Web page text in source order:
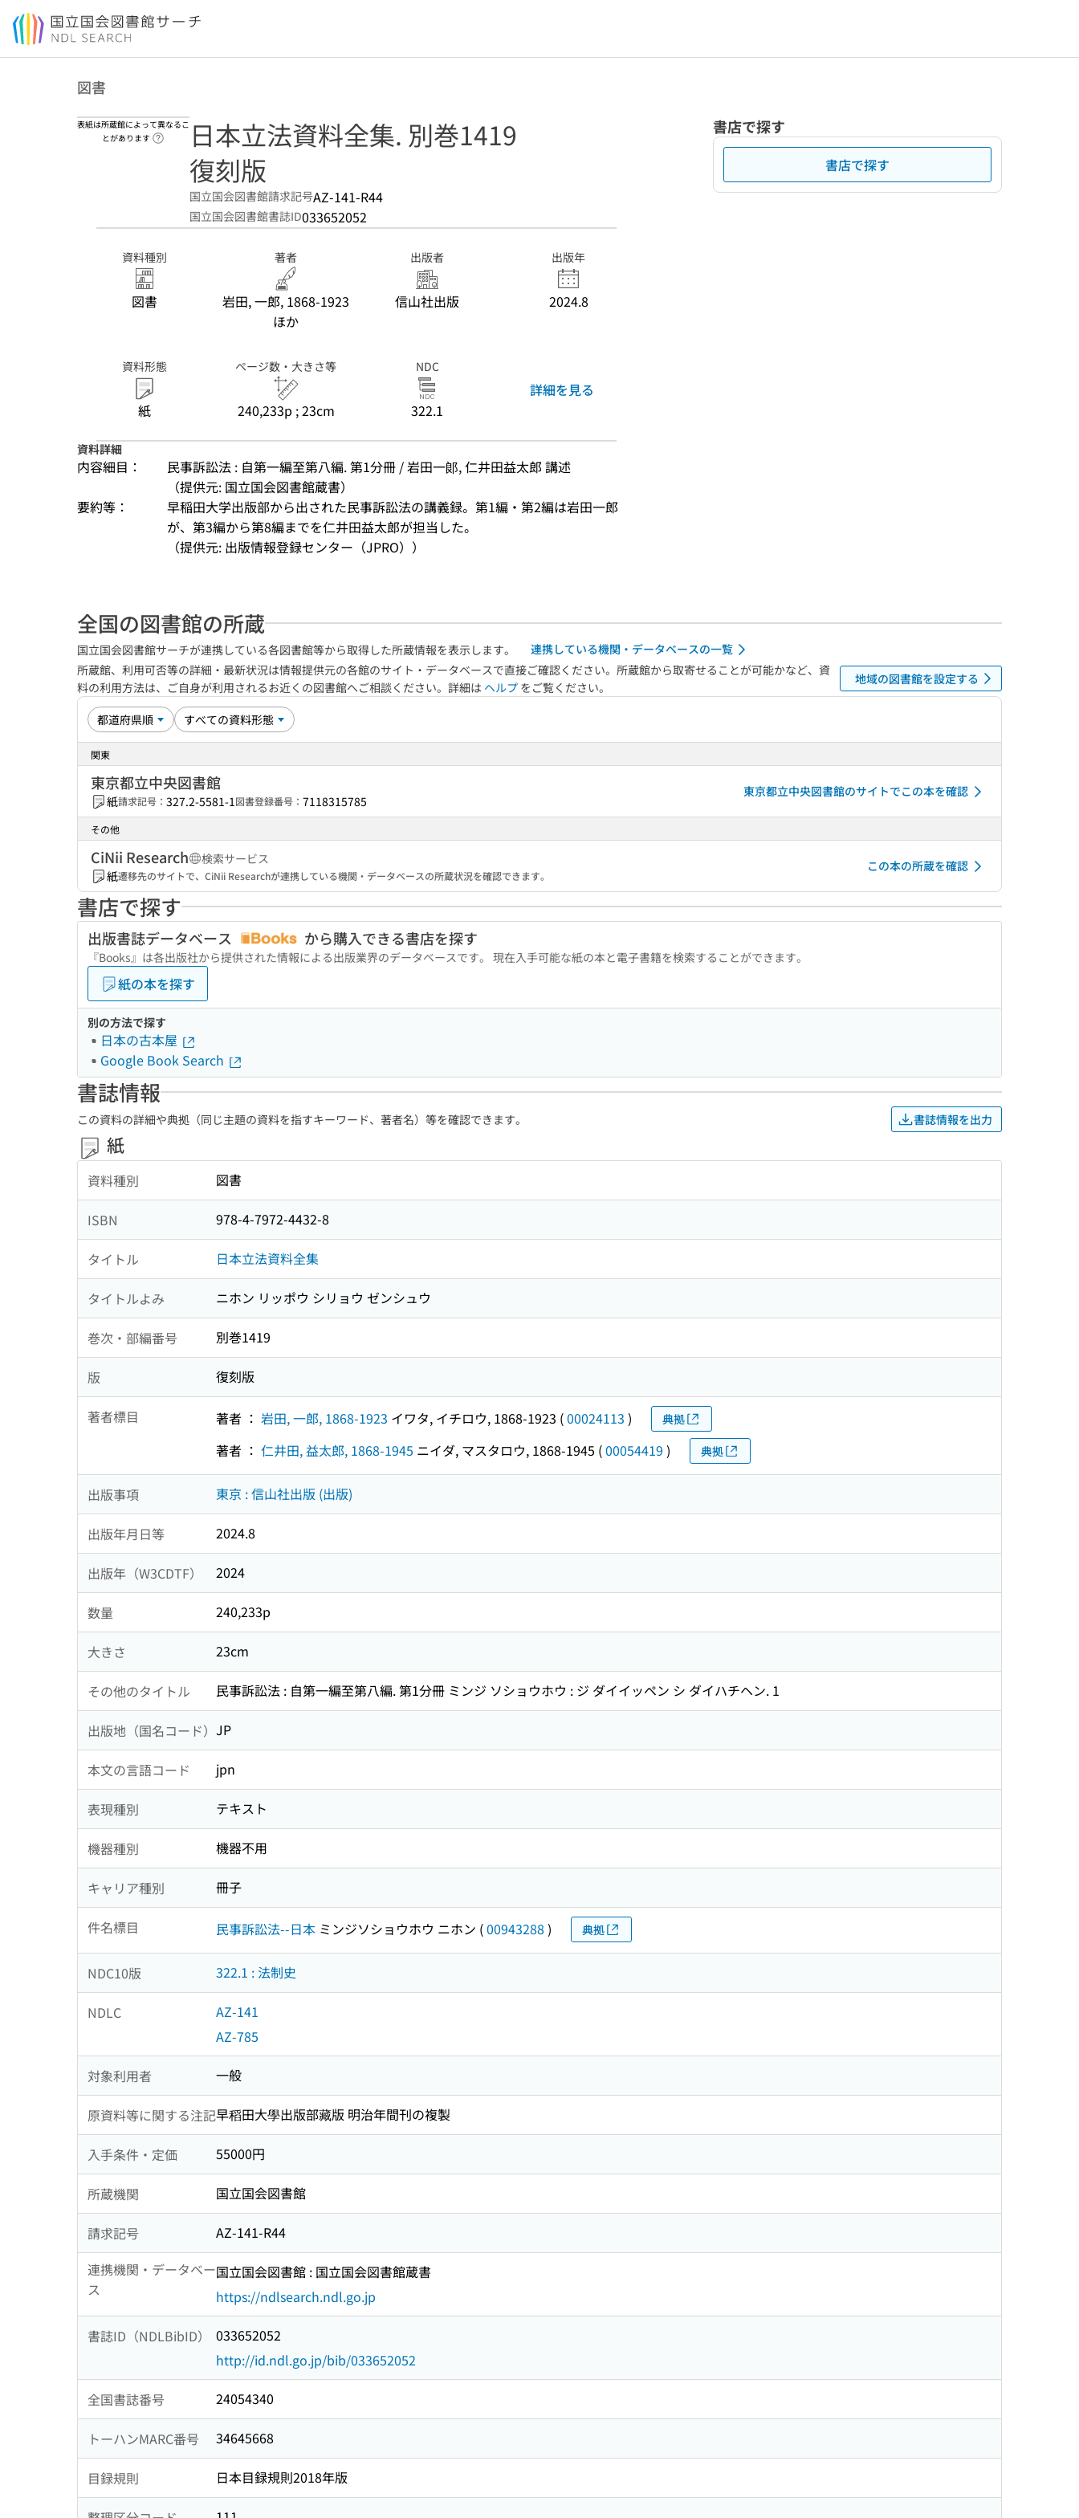
本文へ移動
図書
表紙は所蔵館によって異なるこ
とがあります
ヘルプページへのリンク
日本立法資料全集. 別巻1419
復刻版
国立国会図書館請求記号AZ-141-R44
国立国会図書館書誌ID033652052
資料種別
図書
著者
岩田, 一郎, 1868-1923
ほか
出版者
信山社出版
出版年
2024.8
資料形態
紙
ページ数・大きさ等
240,233p ; 23cm
NDC
322.1
詳細を見る
資料詳細
内容細目：
民事訴訟法 : 自第一編至第八編. 第1分冊 / 岩田一郞, 仁井田益太郎 講述
（提供元: 国立国会図書館蔵書）
要約等：
早稲田大学出版部から出された民事訴訟法の講義録。第1編・第2編は岩田一郎
が、第3編から第8編までを仁井田益太郎が担当した。
（提供元: 出版情報登録センター（JPRO））
書店で探す
書店で探す
全国の図書館の所蔵
国立国会図書館サーチが連携している各図書館等から取得した所蔵情報を表示します。
連携している機関・データベースの一覧
所蔵館、利用可否等の詳細・最新状況は情報提供元の各館のサイト・データベースで直接ご確認ください。所蔵館から取寄せることが可能かなど、資
料の利用方法は、ご自身が利用されるお近くの図書館へご相談ください。詳細は ヘルプ をご覧ください。
地域の図書館を設定する
関東
東京都立中央図書館
紙請求記号： 327.2-5581-1図書登録番号： 7118315785
東京都立中央図書館のサイトでこの本を確認
その他
CiNii Research
検索サービス
紙遷移先のサイトで、CiNii Researchが連携している機関・データベースの所蔵状況を確認できます。
この本の所蔵を確認
書店で探す
出版書誌データベース から購入できる書店を探す
『Books』は各出版社から提供された情報による出版業界のデータベースです。 現在入手可能な紙の本と電子書籍を検索することができます。
紙の本を探す
別の方法で探す
日本の古本屋
Google Book Search
書誌情報
この資料の詳細や典拠（同じ主題の資料を指すキーワード、著者名）等を確認できます。 書誌情報を出力
紙
資料種別 図書
ISBN 978-4-7972-4432-8
タイトル 日本立法資料全集
タイトルよみ ニホン リッポウ シリョウ ゼンシュウ
巻次・部編番号 別巻1419
版 復刻版
著者標目 著者 ： 岩田, 一郎, 1868-1923 イワタ, イチロウ, 1868-1923 (00024113 ) 典拠
著者 ： 仁井田, 益太郎, 1868-1945 ニイダ, マスタロウ, 1868-1945 (00054419 ) 典拠
出版事項 東京 : 信山社出版 (出版)
出版年月日等 2024.8
出版年（W3CDTF） 2024
数量 240,233p
大きさ 23cm
その他のタイトル 民事訴訟法 : 自第一編至第八編. 第1分冊 ミンジ ソショウホウ : ジ ダイイッペン シ ダイハチヘン. 1
出版地（国名コード） JP
本文の言語コード jpn
表現種別 テキスト
機器種別 機器不用
キャリア種別 冊子
件名標目 民事訴訟法--日本 ミンジソショウホウ ニホン (00943288 ) 典拠
NDC10版 322.1 : 法制史
NDLC
AZ-141
AZ-785
対象利用者 一般
原資料等に関する注記早稻田大學出版部藏版 明治年間刊の複製
入手条件・定価 55000円
所蔵機関 国立国会図書館
請求記号
AZ-141-R44
連携機関・データベー
ス
国立国会図書館 : 国立国会図書館蔵書
https://ndlsearch.ndl.go.jp
書誌ID（NDLBibID）
033652052
http://id.ndl.go.jp/bib/033652052
全国書誌番号 24054340
トーハンMARC番号 34645668
目録規則 日本目録規則2018年版